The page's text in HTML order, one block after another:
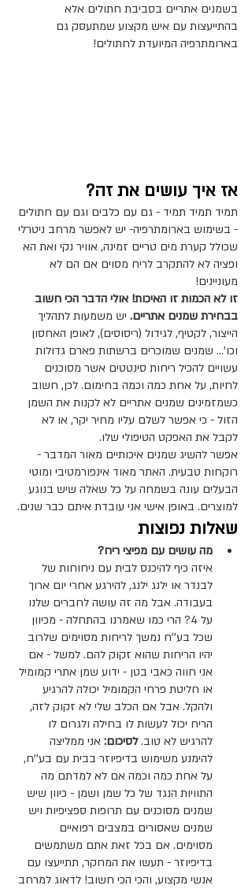
בשמנים אתריים בסביבת חתולים אלא
בהתייעצות עם איש מקצוע שמתעסק גם
בארומתרפיה המיועדת לחתולים!
אז איך עושים את זה?
תמיד תמיד תמיד - גם עם כלבים וגם עם חתולים
- בשימוש בארומתרפיה- יש לאפשר מרחב ניטרלי
שכולל קערת מים טריים זמינה, אוויר נקי ואת הא
ופציה לא להתקרב לריח מסוים אם הם לא
מעוניינים!
זו לא הכמות זו האיכות! אולי הדבר הכי חשוב
בבחירת שמנים אתריים. יש משמעות לתהליך
הייצור, לקטיף, לגידול (ריסוסים), לאופן האחסון
וכו'... שמנים שמוכרים ברשתות פארם גדולות
עשויים להכיל ריחות סינטטים אשר מסוכנים
לחיות, על אחת כמה וכמה בחימום. לכן, חשוב
כשמזמינים שמנים אתריים לא לקנות את השמן
הזול - כי אפשר לשלם עליו מחיר יקר, או לא
לקבל את האפקט הטיפולי שלו.
אפשר להשיג שמנים איכותיים מאור המדבר -
רוקחות טבעית. האתר מאוד אינפורמטיבי ומוטי
הבעלים עונה בשמחה על כל שאלה שיש בנוגע
למוצרים. באופן אישי אני עובדת איתם כבר שנים.
שאלות נפוצות
מה עושים עם מפיצי ריח?
איזה כיף להיכנס לבית עם ניחוחות של
לבנדר או ילנג ילנג, להירגע אחרי יום ארוך
בעבודה. אבל מה זה עושה לחברים שלנו
על 4? הרי כמו שאמרנו בהתחלה - מכיוון
שכל בע''ח נמשך לריחות מסוימים שלרוב
יהיו הריחות שהוא זקוק להם. למשל - אם
אני חווה כאבי בטן - ידוע שמן אתרי קמומיל
או חליטת פרחי הקמומיל יכולה להרגיע
ולהקל. אבל אם הכלב שלי לא זקוק לזה,
הריח יכול לעשות לו בחילה ולגרום לו
להרגיש לא טוב. לסיכום: אני ממליצה
להימנע משימוש בדיפיוזר בבית עם בע''ח,
על אחת כמה וכמה אם לא למדתם מה
התוויות הנגד של כל שמן ושמן - כיוון שיש
שמנים מסוכנים עם תרופות ספציפיות ויש
שמנים שאסורים במצבים רפואיים
מסוימים. אם בכל זאת אתם משתמשים
בדיפיוזר - תעשו את המחקר, תתייעצו עם
אנשי מקצוע, והכי הכי חשוב! לדאוג למרחב